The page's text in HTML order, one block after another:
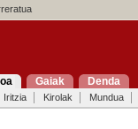
Gaiak Denda
Iritzia Kirolak Mundua